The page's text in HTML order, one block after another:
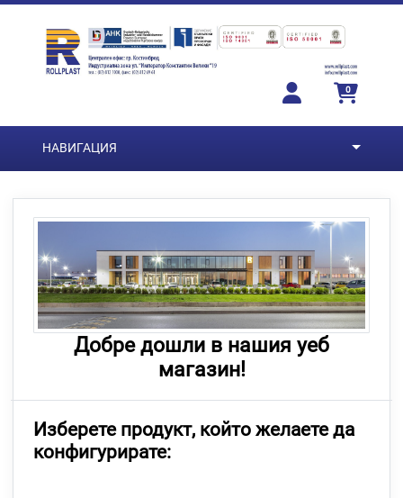
Преминете към основното съдържание
0
НАВИГАЦИЯ
Добре дошли в нашия уеб
магазин!
Изберете продукт, който желаете да
конфигурирате: